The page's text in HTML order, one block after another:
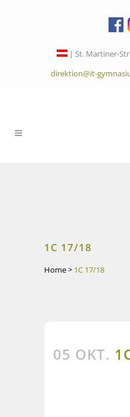
| St. Martiner-
direktion@it-
1C 17/18
Home> 1C 17/18
05 OKT.